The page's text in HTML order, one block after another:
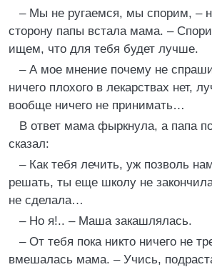
– Мы не ругаемся, мы спорим, –
сторону папы встала мама. –
ищем, что для тебя будет лучше.
– А мое мнение почему не
ничего плохого в лекарствах нет,
вообще ничего не принимать…
В ответ мама фыркнула, а папа
сказал:
– Как тебя лечить, уж позволь
решать, ты еще школу не
не сделала…
– Но я!.. – Маша закашлялась.
– От тебя пока никто ничего не
вмешалась мама. – Учись,